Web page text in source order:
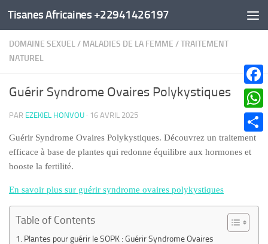
Au dessous du contenu
Tisanes Africaines +22941426197
DOMAINE SEXUEL/ MALADIES DE LA FEMME /TRAITEMENT
NATUREL
Guérir Syndrome Ovaires Polykystiques
PAR EZEKIEL HONVOU · 16 AVRIL 2025
Guérir Syndrome Ovaires Polykystiques. Découvrez un traitement
efficace à base de plantes qui redonne équilibre aux hormones et
booste la fertilité.
En savoir plus sur guérir syndrome ovaires polykystiques
Table of Contents
Plantes pour guérir le SOPK : Guérir Syndrome Ovaires